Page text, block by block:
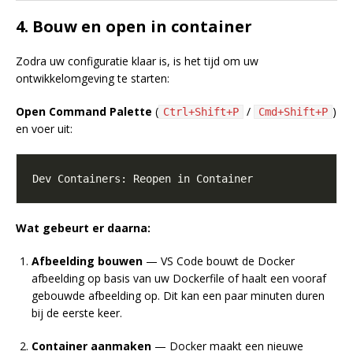
4. Bouw en open in container
Zodra uw configuratie klaar is, is het tijd om uw
ontwikkelomgeving te starten:
Open Command Palette ( Ctrl+Shift+P / Cmd+Shift+P )
en voer uit:
Wat gebeurt er daarna:
Afbeelding bouwen — VS Code bouwt de Docker
afbeelding op basis van uw Dockerfile of haalt een vooraf
gebouwde afbeelding op. Dit kan een paar minuten duren
bij de eerste keer.
Container aanmaken — Docker maakt een nieuwe